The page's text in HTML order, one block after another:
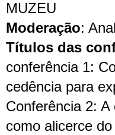
MUZEU
Moderação:
Títulos das
conferência 1:
cedência para
Conferência 2:
como alicerce